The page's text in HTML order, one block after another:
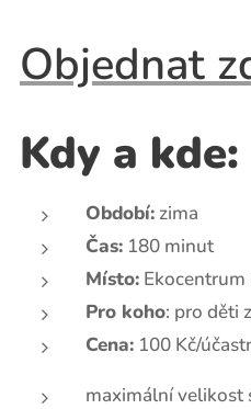
Objednat
Kdy a kde:
Období: zima
Čas: 180 minut
Místo:
Pro koho: pro děti
Cena: 100 Kč/
maximální velikost